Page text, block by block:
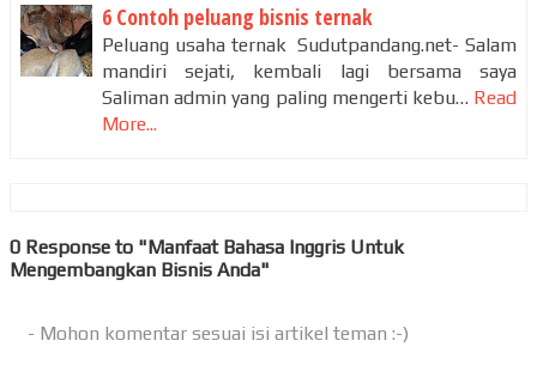
6 Contoh peluang bisnis ternak
Peluang usaha ternak Sudutpandang.net- Salam
mandiri sejati, kembali lagi bersama saya
Saliman admin yang paling mengerti kebu… Read
More...
0 Response to "Manfaat Bahasa Inggris Untuk
Mengembangkan Bisnis Anda"
- Mohon komentar sesuai isi artikel teman :-)